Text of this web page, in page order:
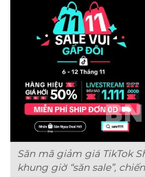
Săn mã giảm giá TikTok
khung giờ “săn sale”,